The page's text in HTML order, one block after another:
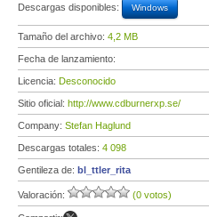
Descargas disponibles: Windows
Tamaño del archivo: 4,2 MB
Fecha de lanzamiento:
Licencia: Desconocido
Sitio oficial: http://www.cdburnerxp.se/
Company: Stefan Haglund
Descargas totales: 4 098
Gentileza de: bl_ttler_rita
Valoración: (0 votos)